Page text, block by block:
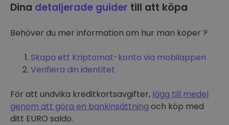
Dina detaljerade guider till att köpa
Behöver du mer information om hur man köper ?
Skapa ett Kriptomat-konto via mobilappen
Verifiera din identitet
För att undvika kreditkortsavgifter, lägg till medel
genom att göra en bankinsättning och köp med
ditt EURO saldo.